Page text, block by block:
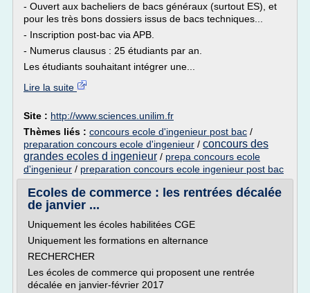
- Ouvert aux bacheliers de bacs généraux (surtout ES), et
pour les très bons dossiers issus de bacs techniques...
- Inscription post-bac via APB.
- Numerus clausus : 25 étudiants par an.
Les étudiants souhaitant intégrer une...
Lire la suite
Site : http://www.sciences.unilim.fr
Thèmes liés : concours ecole d'ingenieur post bac /
preparation concours ecole d'ingenieur / concours des
grandes ecoles d ingenieur / prepa concours ecole
d'ingenieur / preparation concours ecole ingenieur post bac
Ecoles de commerce : les rentrées décalée
de janvier ...
Uniquement les écoles habilitées CGE
Uniquement les formations en alternance
RECHERCHER
Les écoles de commerce qui proposent une rentrée
décalée en janvier-février 2017